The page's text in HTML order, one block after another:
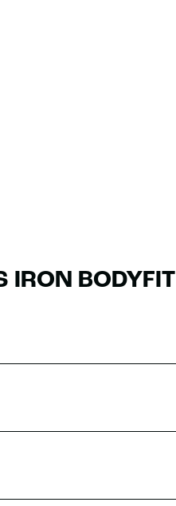
IRON BODYFIT